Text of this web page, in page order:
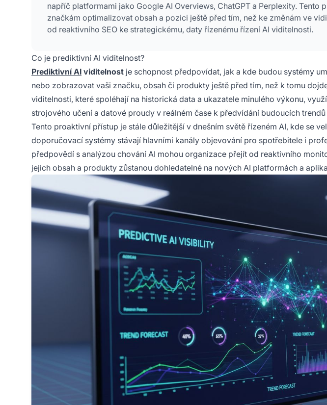
napříč platformami jako Google AI Overviews, ChatGPT a Perplexity. Tento
značkám optimalizovat obsah a pozici ještě před tím, než ke změnám ve
od reaktivního SEO ke strategickému, daty řízenému řízení AI viditelnosti.
Co je prediktivní AI viditelnost?
Prediktivní AI viditelnost je schopnost předpovídat, jak a kde budou systémy
nebo zobrazovat vaši značku, obsah či produkty ještě před tím, než k tomu
viditelnosti, které spoléhají na historická data a ukazatele minulého výkonu,
strojového učení a datové proudy v reálném čase k předvídání budoucích
Tento proaktivní přístup je stále důležitější v dnešním světě řízeném AI, kde se
doporučovací systémy stávají hlavními kanály objevování pro spotřebitele i
předpovědí s analýzou chování AI mohou organizace přejít od reaktivního
jejich obsah a produkty zůstanou dohledatelné na nových AI platformách a